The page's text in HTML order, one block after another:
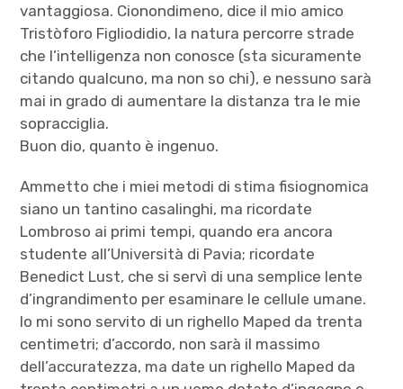
vantaggiosa. Cionondimeno, dice il mio amico
Tristòforo Figliodidio, la natura percorre strade
che l’intelligenza non conosce (sta sicuramente
citando qualcuno, ma non so chi), e nessuno sarà
mai in grado di aumentare la distanza tra le mie
sopracciglia.
Buon dio, quanto è ingenuo.
Ammetto che i miei metodi di stima fisiognomica
siano un tantino casalinghi, ma ricordate
Lombroso ai primi tempi, quando era ancora
studente all’Università di Pavia; ricordate
Benedict Lust, che si servì di una semplice lente
d’ingrandimento per esaminare le cellule umane.
Io mi sono servito di un righello Maped da trenta
centimetri; d’accordo, non sarà il massimo
dell’accuratezza, ma date un righello Maped da